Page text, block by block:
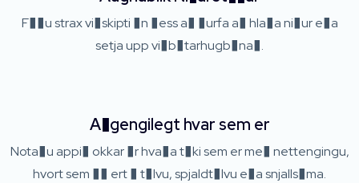
F��u strax vi�skipti �n �ess a� �urfa a� hla�a ni�ur e�a
setja upp vi�b�tarhugb�na�.
A�gengilegt hvar sem er
Nota�u appi� okkar �r hva�a t�ki sem er me� nettengingu,
hvort sem �� ert � t�lvu, spjaldt�lvu e�a snjalls�ma.